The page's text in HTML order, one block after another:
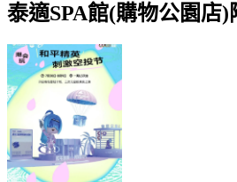
泰適SPA館(購物公園店)